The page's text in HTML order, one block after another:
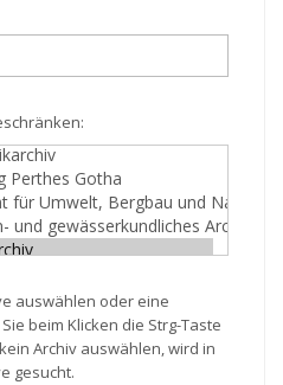
auswählen oder eine
beim Klicken die Strg-Taste
Archiv auswählen, wird in
gesucht.